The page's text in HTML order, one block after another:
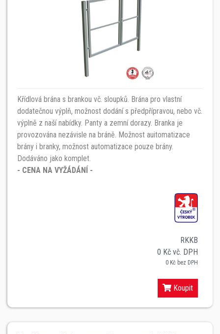
Křídlová brána s brankou vč. sloupků. Brána pro vlastní
dodatečnou výplň, možnost dodání s předpřípravou, nebo vč.
výplně z naší nabídky. Panty a zemní dorazy. Branka je
provozována nezávisle na bráně. Možnost auitomatizace
brány i branky, možnost automatizace pouze brány.
Dodáváno jako komplet.
- CENA NA VYŽÁDÁNÍ -
RKKB
0 Kč vč. DPH
0 Kč bez DPH
Koupit